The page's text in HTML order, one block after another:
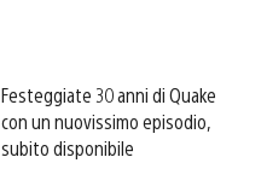
Festeggiate 30 anni di Quake
con un nuovissimo episodio,
subito disponibile